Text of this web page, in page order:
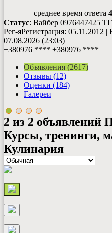
среднее время ответа
Статус: Вайбер 0976447425
Рег-яРегистрация: 05.11.2012 |
07.08.2026 (23:03)
+380976 **** +380976 ****
Объявления (2617)
Отзывы (12)
Оценки (184)
Галереи
2 из 2 объявлений
Курсы, тренинги,
Кулинария